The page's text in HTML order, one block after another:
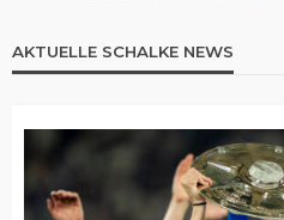
AKTUELLE SCHALKE NEWS